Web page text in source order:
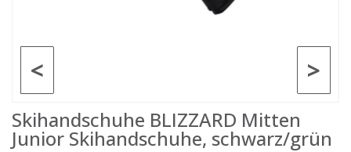
>
<
Skihandschuhe BLIZZARD Mitten
Junior Skihandschuhe, schwarz/grün